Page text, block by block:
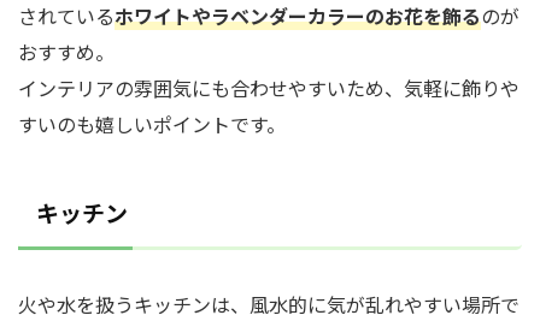
されているホワイトやラベンダーカラーのお花を飾るのが
おすすめ。
インテリアの雰囲気にも合わせやすいため、気軽に飾りや
すいのも嬉しいポイントです。
キッチン
火や水を扱うキッチンは、風水的に気が乱れやすい場所で